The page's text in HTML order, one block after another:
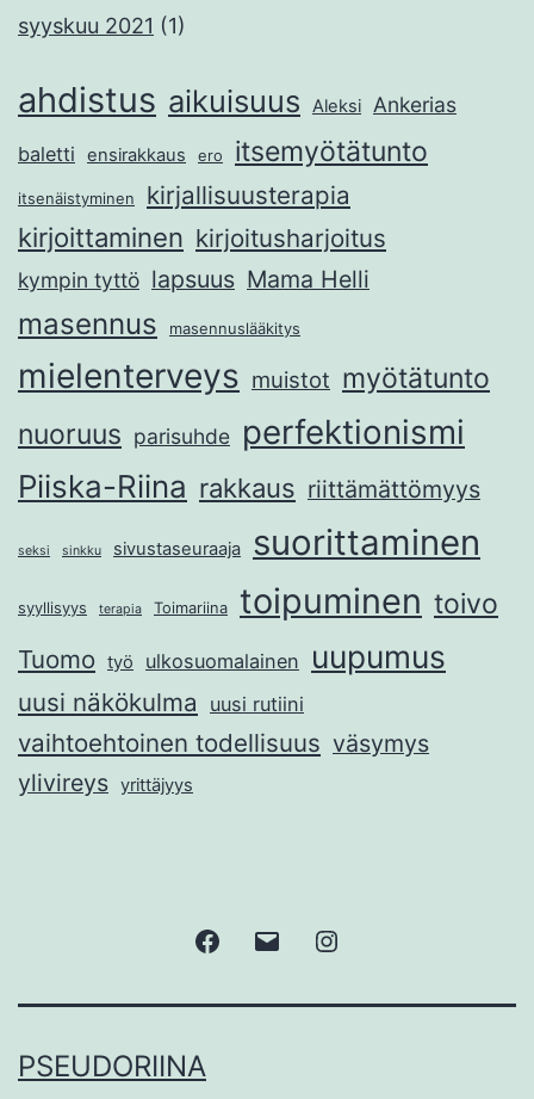
syyskuu 2021 (1)
ahdistus aikuisuus Aleksi Ankerias
baletti ensirakkaus ero itsemyötätunto
itsenäistyminen kirjallisuusterapia
kirjoittaminen kirjoitusharjoitus
kympin tyttö lapsuus Mama Helli
masennus masennuslääkitys
mielenterveys muistot myötätunto
nuoruus parisuhde perfektionismi
Piiska-Riina rakkaus riittämättömyys
seksi sinkku sivustaseuraaja suorittaminen
syyllisyys terapia Toimariina toipuminen toivo
Tuomo työ ulkosuomalainen uupumus
uusi näkökulma uusi rutiini
vaihtoehtoinen todellisuus väsymys
ylivireys yrittäjyys
FacebookSähköposti
PSEUDORIINA